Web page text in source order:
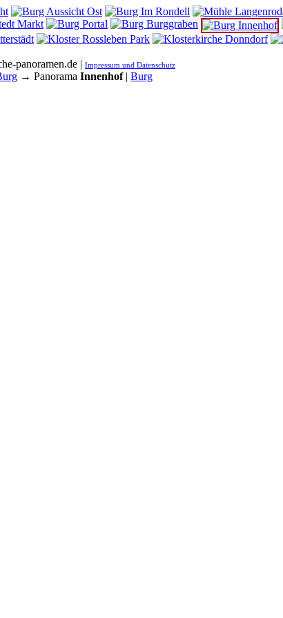
panoramen.de | Impressum und Datenschutz
→ Panorama Innenhof | Burg